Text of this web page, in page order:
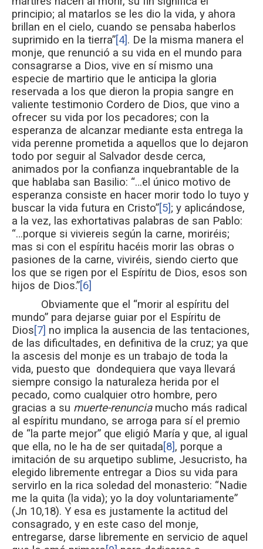
principio; al matarlos se les dio la vida, y ahora
brillan en el cielo, cuando se pensaba haberlos
suprimido en la tierra”[4]. De la misma manera el
monje, que renunció a su vida en el mundo para
consagrarse a Dios, vive en sí mismo una
especie de martirio que le anticipa la gloria
reservada a los que dieron la propia sangre en
valiente testimonio Cordero de Dios, que vino a
ofrecer su vida por los pecadores; con la
esperanza de alcanzar mediante esta entrega la
vida perenne prometida a aquellos que lo dejaron
todo por seguir al Salvador desde cerca,
animados por la confianza inquebrantable de la
que hablaba san Basilio: “…el único motivo de
esperanza consiste en hacer morir todo lo tuyo y
buscar la vida futura en Cristo”[5]; y aplicándose,
a la vez, las exhortativas palabras de san Pablo:
“…porque si viviereis según la carne, moriréis;
mas si con el espíritu hacéis morir las obras o
pasiones de la carne, viviréis, siendo cierto que
los que se rigen por el Espíritu de Dios, esos son
hijos de Dios.”[6]
Obviamente que el “morir al espíritu del
mundo” para dejarse guiar por el Espíritu de
Dios[7] no implica la ausencia de las tentaciones,
de las dificultades, en definitiva de la cruz; ya que
la ascesis del monje es un trabajo de toda la
vida, puesto que dondequiera que vaya llevará
siempre consigo la naturaleza herida por el
pecado, como cualquier otro hombre, pero
gracias a su muerte-renunciamucho más radical
al espíritu mundano, se arroga para sí el premio
de “la parte mejor” que eligió María y que, al igual
que ella, no le ha de ser quitada[8], porque a
imitación de su arquetipo sublime, Jesucristo, ha
elegido libremente entregar a Dios su vida para
servirlo en la rica soledad del monasterio: “Nadie
me la quita (la vida); yo la doy voluntariamente”
(Jn 10,18). Y esa es justamente la actitud del
consagrado, y en este caso del monje,
entregarse, darse libremente en servicio de aquel